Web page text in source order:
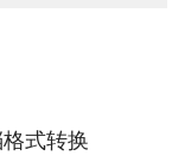
式转换